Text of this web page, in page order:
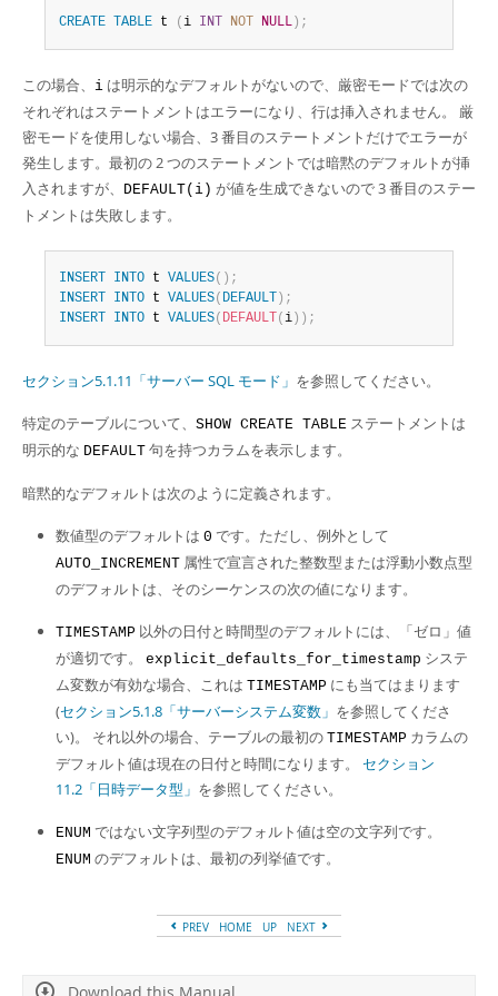
CREATE TABLE t ( i INT NOT NULL ) ;
この場合、 i は明示的なデフォルトがないので、厳密モードでは次の
それぞれはステートメントはエラーになり、行は挿入されません。 厳
密モードを使用しない場合、3 番目のステートメントだけでエラーが
発生します。最初の 2 つのステートメントでは暗黙のデフォルトが挿
入されますが、
DEFAULT(i) が値を生成できないので 3 番目のステー
トメントは失敗します。
INSERT INTO t VALUES( ) ;
INSERT
INTO t VALUES( DEFAULT ) ;
INSERT
INTO t VALUES( DEFAULT ( i ) ) ;
セクション5.1.11「サーバー SQL モード」 を参照してください。
特定のテーブルについて、 SHOW CREATE TABLE ステートメントは
明示的な DEFAULT 句を持つカラムを表示します。
暗黙的なデフォルトは次のように定義されます。
数値型のデフォルトは 0 です。ただし、例外として
AUTO_INCREMENT 属性で宣言された整数型または浮動小数点型
のデフォルトは、そのシーケンスの次の値になります。
TIMESTAMP 以外の日付と時間型のデフォルトには、 「ゼロ 」 値
が適切です。 explicit_defaults_for_timestamp システ
ム変数が有効な場合、これは TIMESTAMP にも当てはまります
(セクション5.1.8「サーバーシステム変数」 を参照してくださ
い)。 それ以外の場合、テーブルの最初の TIMESTAMP カラムの
デフォルト値は現在の日付と時間になります。 セクション
11.2「日時データ型」 を参照してください。
ENUM ではない文字列型のデフォルト値は空の文字列です。
ENUM のデフォルトは、最初の列挙値です。
PREV HOME UP NEXT